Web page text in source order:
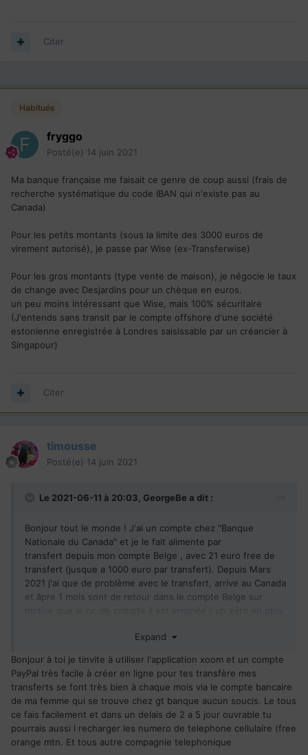
Citer
Habitués
fryggo
Posté(e) 14 juin 2021
Ma banque française me faisait ce genre de coup aussi (frais de
recherche systématique du code IBAN qui n'existe pas au
Canada)
Pour les petits montants (sous la limite des 3000 euros de
virement autorisé), je passe par Wise (ex-Transferwise)
Pour les gros montants (type vente de maison), je négocie le taux
de change avec Desjardins pour un chèque en euros.
un peu moins intéressant que Wise, mais 100% sécuritaire
(J'entends sans transit par le compte offshore d'une société
estonienne enregistrée à Londres saisissable par un créancier à
Singapour)
Citer
timousse
Posté(e) 14 juin 2021
Le 2021-06-11 à 20:03, GeorgeBe a dit :
Bonjour tout le monde ! J'ai un compte chez "Banque
Nationale du Canada" et je le fait alimente par
transfert depuis mon compte Belge , avec 21 euro free de
transfert (jusque a 1000 euro par transfert). Depuis Mars
2021 j'ai que de problème avec le transfert, arrive au Canada
et âpre 1 mois sont de retour dans le compte Belge sur
sans problème en max. 2 jours ouvrable (quand tout il est
deux cote Canadien et Belge . Si j'envoie 650 euro ,il part de
mon compte Belge 671 euro et de retour (âpre un séjour de
30 jours au Canada ) arrive 613 euro dans mon compte
Belge. Depuis Mars j'ai déposé plusieurs plainte sans
aucune réponse concret (de deux cote Canadien et Belge).
Pour l'instant je ne trouve aucun solution a ma énigme. J'ai
essaie de ouvrir un autre compte chez Desjardins OnLine
Expand
Bonjour à toi je tinvite à utiliser l'application xoom et un compte
PayPal très facile à créer en ligne pour tes transfère mes
transferts se font très bien à chaque mois via le compte bancaire
de ma femme qui se trouve chez gt banque aucun soucis. Le tous
ce fais facilement et dans un delais de 2 a 5 jour ouvrable tu
pourrais aussi i recharger les numero de telephone cellulaire (free
orange mtn. Et tous autre compagnie telephonique